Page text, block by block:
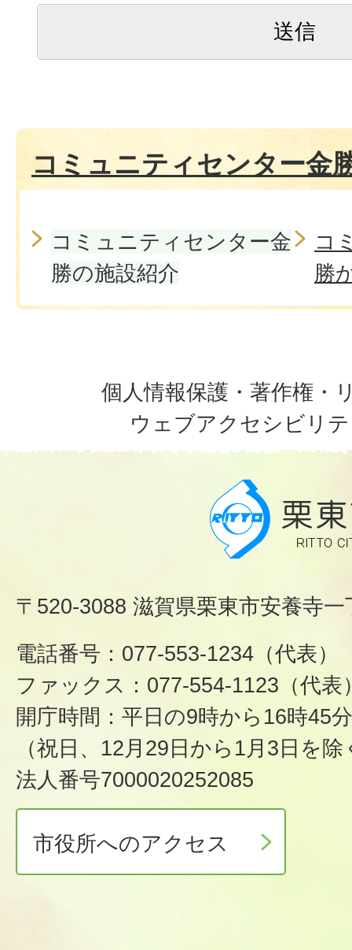
コミュニティセンター金
コミュニティセンター金
勝の施設紹介
コ
勝
個人情報保護・著作権・
ウェブアクセシビリ
〒520-3088 滋賀県栗東市安養寺
電話番号：077-553-1234（代表）
ファックス：077-554-1123（代表
開庁時間：平日の9時から16時45分
（祝日、12月29日から1月3日を除
法人番号7000020252085
市役所へのアクセス